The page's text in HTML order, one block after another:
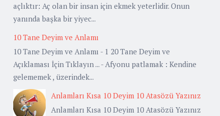
açlıktır: Aç olan bir insan için ekmek yeterlidir. Onun
yanında başka bir yiyec...
10 Tane Deyim ve Anlamı
10 Tane Deyim ve Anlamı - 1 20 Tane Deyim ve
Açıklaması İçin Tıklayın ... - Afyonu patlamak : Kendine
gelememek , üzerindek...
Anlamları Kısa 10 Deyim 10 Atasözü Yazınız
Anlamları Kısa 10 Deyim 10 Atasözü Yazınız